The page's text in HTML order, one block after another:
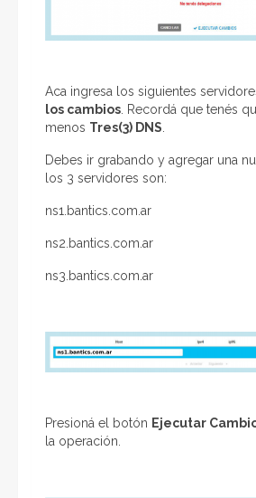
Aca ingresa los siguientes
los cambios . Recordá que tenés
menos Tres(3) DNS
Debes ir grabando y agregar una
los 3 servidores son:
ns1.bantics.com.ar
ns2.bantics.com.ar
ns3.bantics.com.ar
Presioná el botón Ejecutar
la operación.